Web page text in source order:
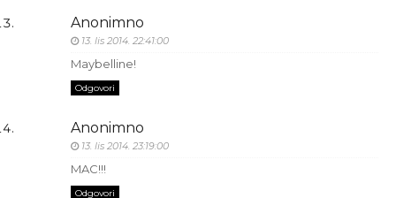
Anonimno
13. lis 2014. 22:41:00
Maybelline!
Odgovori
Anonimno
13. lis 2014. 23:19:00
MAC!!!
Odgovori